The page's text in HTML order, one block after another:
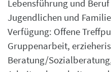
Lebensführung und
Jugendlichen und
Verfügung: Offene
Gruppenarbeit,
Beratung/